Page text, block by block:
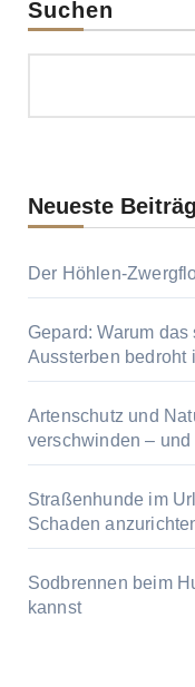
Suchen
Neueste
Der Höhlen-
Gepard: Warum
Aussterben bedroht
Artenschutz und
verschwinden –
Straßenhunde im
Schaden
Sodbrennen beim
kannst